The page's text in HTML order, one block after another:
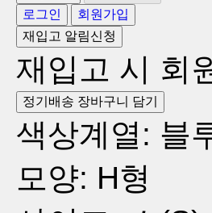
로그인
회원가입
재입고 알림신청
재입고 시 회
정기배송 장바구니 담기
색상계열: 블
모양: H형